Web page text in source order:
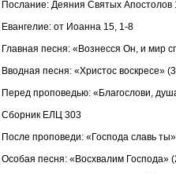
Послание: Деяния Святых Апостолов
Евангелие: от Иоанна 15, 1-8
Главная песня: «Вознесся Он, и мир
Вводная песня: «Христос воскресе»
Перед проповедью: «Благослови,
Сборник ЕЛЦ 303
После проповеди: «Господа славь
Особая песня: «Восхвалим Господа»